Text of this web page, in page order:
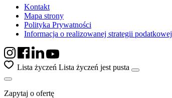
Kontakt
Mapa strony
Polityka Prywatności
Informacja o realizowanej strategii podatkowej
Lista życzeń Lista życzeń jest pusta
Zapytaj o ofertę